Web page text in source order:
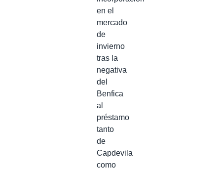
en el
mercado
de
invierno
tras la
negativa
del
Benfica
al
préstamo
tanto
de
Capdevila
como